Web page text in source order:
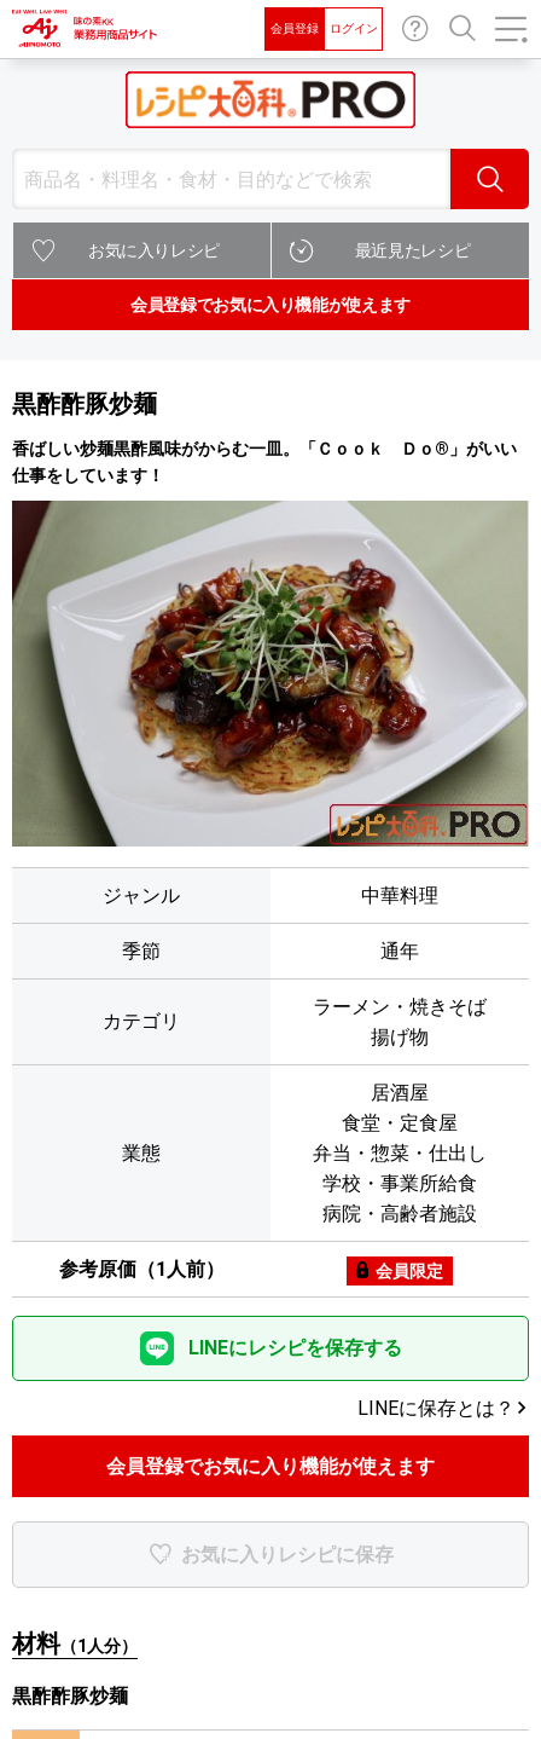
お問
い合
わせ
会員登録 ログイン
検索
お気に入りレシピ 最近見たレシピ
会員登録でお気に入り機能が使えます
黒酢酢豚炒麺
香ばしい炒麺黒酢風味がからむ一皿。「Ｃｏｏｋ Ｄｏ®」がいい
仕事をしています！
ジャンル 中華料理
季節 通年
カテゴリ
ラーメン・焼きそば
揚げ物
業態
居酒屋
食堂・定食屋
弁当・惣菜・仕出し
学校・事業所給食
病院・高齢者施設
参考原価（1人前） 会員限定
LINEにレシピを保存する
LINEに保存とは？
会員登録でお気に入り機能が使えます
お気に入りレシピに保存
材料（1人分）
黒酢酢豚炒麺